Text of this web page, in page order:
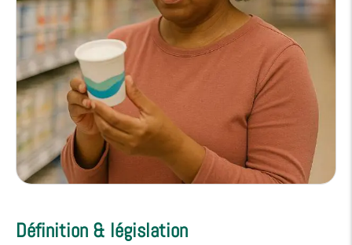
Définition & législation